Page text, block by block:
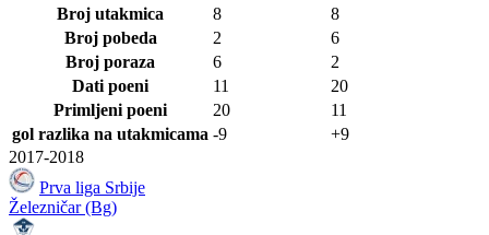
Broj utakmica
8
8
Broj pobeda
2
6
Broj poraza
6
2
Dati poeni
11
20
Primljeni poeni
20
11
gol razlika na utakmicama -9
+9
2017-2018
Prva liga Srbije
Železničar (Bg)